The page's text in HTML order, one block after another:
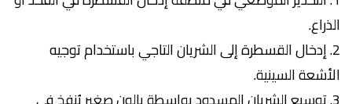
الذراع.
2. إدخال القسطرة إلى الشريان التاجي باستخدام توجيه
الأشعة السينية.